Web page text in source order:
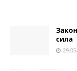
сила